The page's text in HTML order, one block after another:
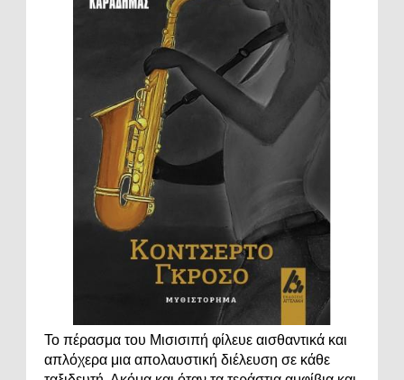
Το πέρασμα του Μισισιπή φίλευε αισθαντικά και
απλόχερα μια απολαυστική διέλευση σε κάθε